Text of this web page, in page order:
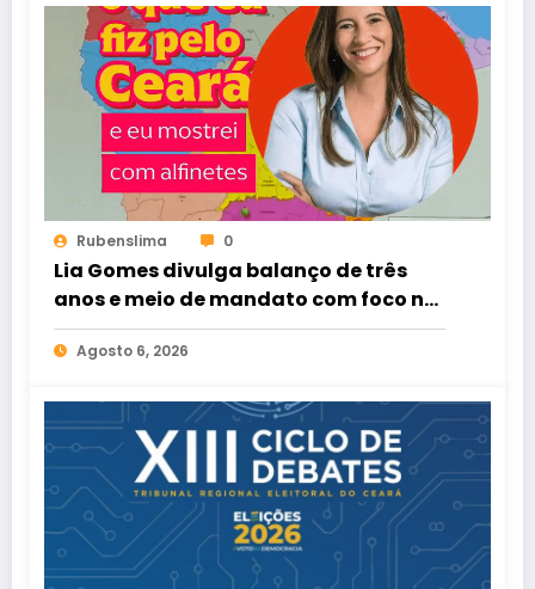
Rubenslima 0
Lia Gomes divulga balanço de três
anos e meio de mandato com foco na
defesa das mulheres cearenses
Agosto 6, 2026